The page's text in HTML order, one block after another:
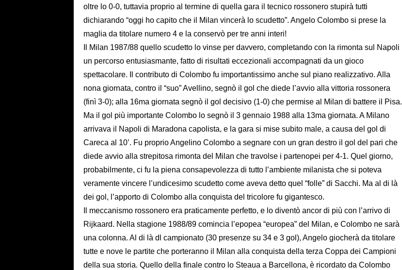
oltre lo 0-0, tuttavia proprio al termine di quella gara il tecnico rossonero stupirà tutti
dichiarando “oggi ho capito che il Milan vincerà lo scudetto”. Angelo Colombo si prese la
maglia da titolare numero 4 e la conservò per tre anni interi!
Il Milan 1987/88 quello scudetto lo vinse per davvero, completando con la rimonta sul Napoli
un percorso entusiasmante, fatto di risultati eccezionali accompagnati da un gioco
spettacolare. Il contributo di Colombo fu importantissimo anche sul piano realizzativo. Alla
nona giornata, contro il “suo” Avellino, segnò il gol che diede l’avvio alla vittoria rossonera
(finì 3-0); alla 16ma giornata segnò il gol decisivo (1-0) che permise al Milan di battere il Pisa.
Ma il gol più importante Colombo lo segnò il 3 gennaio 1988 alla 13ma giornata. A Milano
arrivava il Napoli di Maradona capolista, e la gara si mise subito male, a causa del gol di
Careca al 10’. Fu proprio Angelino Colombo a segnare con un gran destro il gol del pari che
diede avvio alla strepitosa rimonta del Milan che travolse i partenopei per 4-1. Quel giorno,
probabilmente, ci fu la piena consapevolezza di tutto l’ambiente milanista che si poteva
veramente vincere l’undicesimo scudetto come aveva detto quel “folle” di Sacchi. Ma al di là
dei gol, l’apporto di Colombo alla conquista del tricolore fu gigantesco.
Il meccanismo rossonero era praticamente perfetto, e lo diventò ancor di più con l’arrivo di
Rijkaard. Nella stagione 1988/89 comincia l’epopea “europea” del Milan, e Colombo ne sarà
una colonna. Al di là dl campionato (30 presenze su 34 e 3 gol), Angelo giocherà da titolare
tutte e nove le partite che porteranno il Milan alla conquista della terza Coppa dei Campioni
della sua storia. Quello della finale contro lo Steaua a Barcellona, è ricordato da Colombo